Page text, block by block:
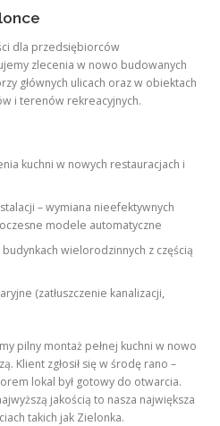
dla przedsiębiorców
zlecenia w nowo budowanych
głównych ulicach oraz w obiektach
i terenów rekreacyjnych.
kuchni w nowych restauracjach i
– wymiana nieefektywnych
modele automatyczne
wielorodzinnych z częścią
(zatłuszczenie kanalizacji,
pilny montaż pełnej kuchni w nowo
Klient zgłosił się w środę rano –
lokal był gotowy do otwarcia.
jakością to nasza największa
takich jak Zielonka.